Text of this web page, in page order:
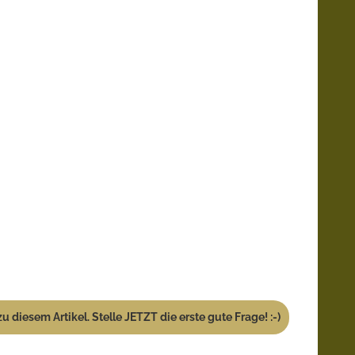
diesem Artikel. Stelle JETZT die erste gute Frage! :-)